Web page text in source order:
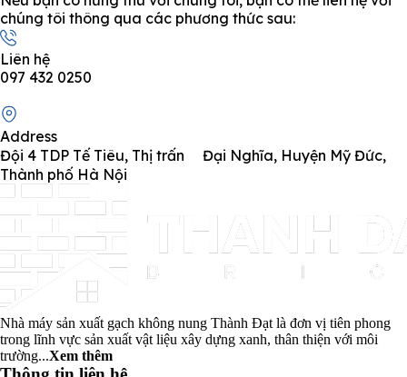
chúng tôi thông qua các phương thức sau:
Liên hệ
097 432 0250
Address
Đội 4 TDP Tế Tiêu, Thị trấn Đại Nghĩa, Huyện Mỹ Đức,
Thành phố Hà Nội
Nhà máy sản xuất gạch không nung Thành Đạt là đơn vị tiên phong
trong lĩnh vực sản xuất vật liệu xây dựng xanh, thân thiện với môi
trường...Xem thêm